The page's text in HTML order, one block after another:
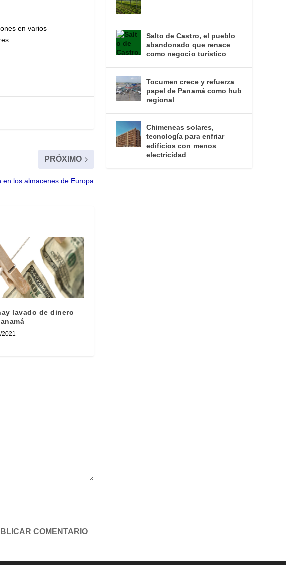
en varios
PRÓXIMO
los almacenes de Europa
lavado de dinero
Salto de Castro, el pueblo
abandonado que renace
como negocio turístico
Tocumen crece y refuerza
papel de Panamá como hub
regional
Chimeneas solares,
tecnología para enfriar
edificios con menos
electricidad